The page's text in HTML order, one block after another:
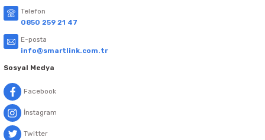
Telefon
0850 259 21 47
E-posta
info@smartlink.com.tr
Sosyal Medya
Facebook
İnstagram
Twitter